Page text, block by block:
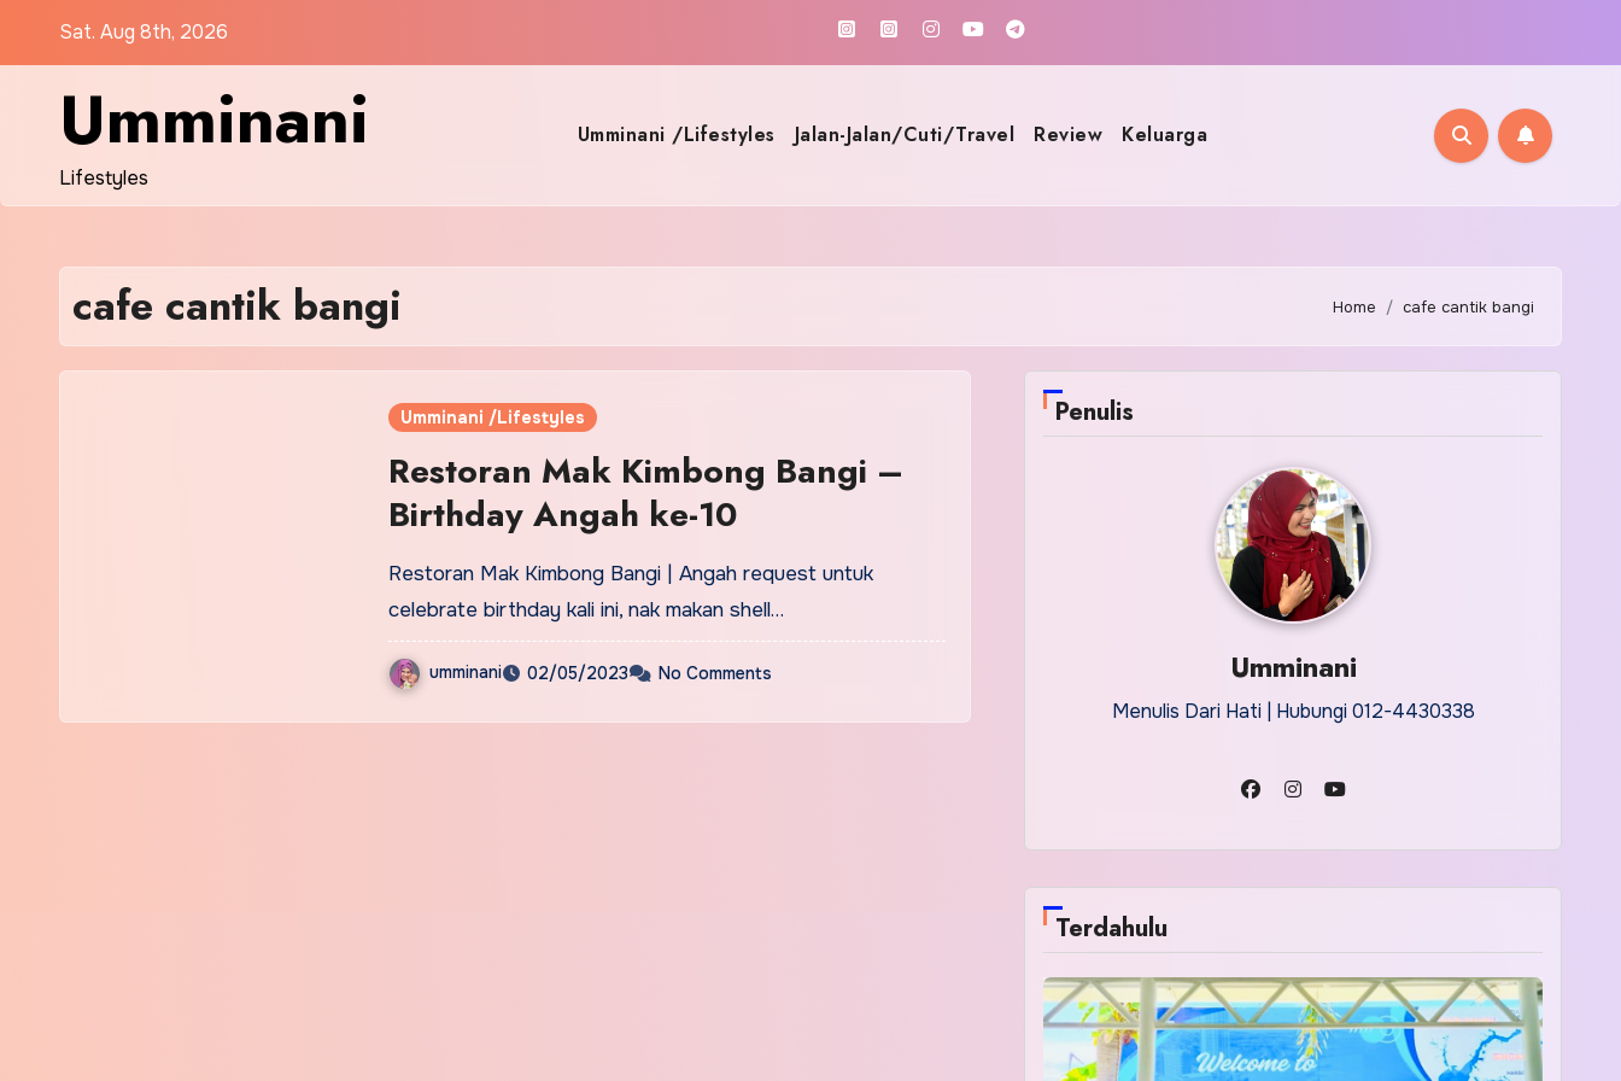
Sat. Aug 8th, 2026
Umminani
Lifestyles
Umminani /Lifestyles Jalan-Jalan/Cuti/Travel Review Keluarga
cafe cantik bangi Home cafe cantik bangi
Umminani /Lifestyles
Restoran Mak Kimbong Bangi –
Birthday Angah ke-10
Restoran Mak Kimbong Bangi | Angah request untuk
celebrate birthday kali ini, nak makan shell…
umminani 02/05/2023 No Comments
Penulis
Umminani
Menulis Dari Hati | Hubungi 012-4430338
Terdahulu